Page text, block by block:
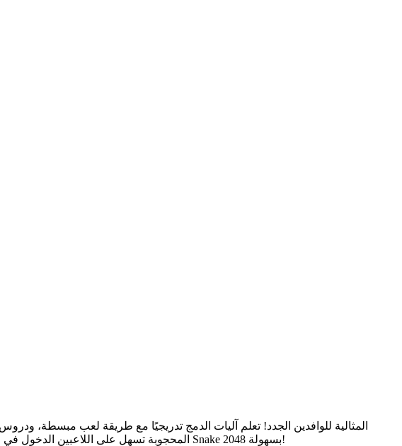
المحجوبة تسهل على اللاعبين الدخول في طريقة لعب دمج الأرقام مع منحنيات تعلم لطيفة. مثالية للاعبين العاديين ومبتدئي الألغاز. لا حاجة للتنزيل - تعلم أساسيات Snake 2048 بسهولة!